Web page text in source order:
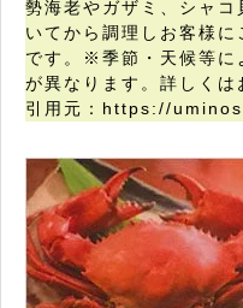
勢海老やガザミ、シャ
いてから調理しお客様
です。※季節・天候等に
が異なります。詳しくは
引用元：https://